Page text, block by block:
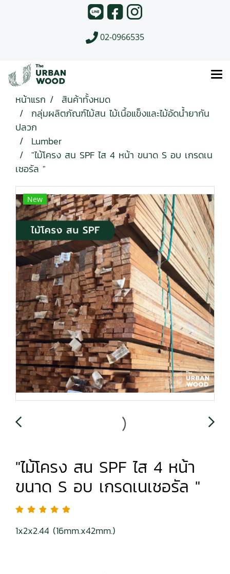
02-0966535
หน้าแรก
สินค้าทั้งหมด
กลุ่มผลิตภัณฑ์ไม้สน ไม้เนื้อแข็งและไม้อัดน้ำยากัน
ปลวก
Lumber
"ไม้โครง สน SPF ไส 4 หน้า ขนาด S อบ เกรดเน
เชอรัล "
New
"ไม้โครง สน SPF ไส 4 หน้า
ขนาด S อบ เกรดเนเชอรัล "
1x2x2.44 (16mm.x42mm.)